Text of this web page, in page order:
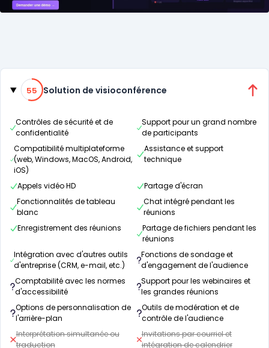
Catégories
55% de compatibilité
55 Solution de visioconférence
Contrôles de sécurité et de
confidentialité
Support pour un grand nombre
de participants
Compatibilité multiplateforme
(web, Windows, MacOS, Android,
iOS)
Assistance et support
technique
Appels vidéo HD
Partage d'écran
Fonctionnalités de tableau
blanc
Chat intégré pendant les
réunions
Enregistrement des réunions
Partage de fichiers pendant les
réunions
Intégration avec d'autres outils
d'entreprise (CRM, e-mail, etc.)
Fonctions de sondage et
d'engagement de l'audience
Comptabilité avec les normes
d'accessibilité
Support pour les webinaires et
les grandes réunions
Options de personnalisation de
l'arrière-plan
Outils de modération et de
contrôle de l'audience
Interprétation simultanée ou
traduction
Invitations par courriel et
intégration de calendrier